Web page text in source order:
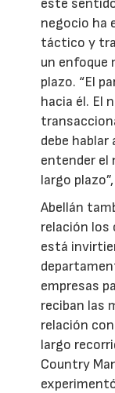
este
negocio ha
táctico y
un enfoque
plazo. “El
hacia él. El
debe
entender el
largo
Abellán
relación los
está
empresas
reciban las
relación
largo
Country